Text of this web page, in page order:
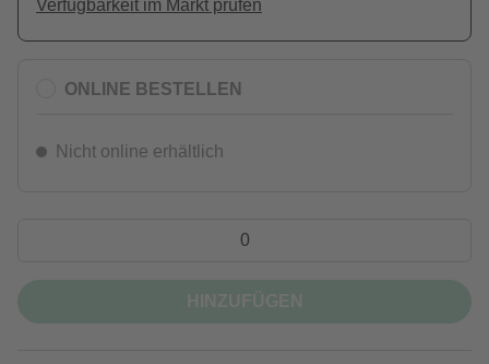
Verfügbarkeit im Markt prüfen
ONLINE BESTELLEN
Nicht online erhältlich